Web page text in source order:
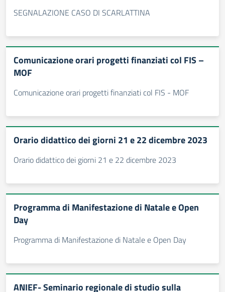
SEGNALAZIONE CASO DI SCARLATTINA
Comunicazione orari progetti finanziati col FIS –
MOF
Comunicazione orari progetti finanziati col FIS - MOF
Orario didattico dei giorni 21 e 22 dicembre 2023
Orario didattico dei giorni 21 e 22 dicembre 2023
Programma di Manifestazione di Natale e Open
Day
Programma di Manifestazione di Natale e Open Day
ANIEF- Seminario regionale di studio sulla